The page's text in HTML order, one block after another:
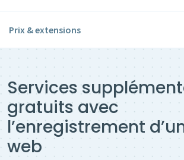
Prix & extensions
Services
gratuits avec
l’enregistrement
web